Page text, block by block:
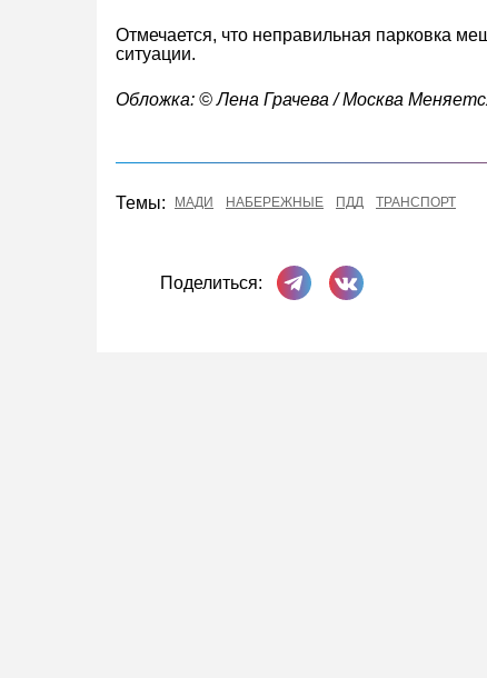
Отмечается, что неправильная парковка
ситуации.
Обложка: © Лена Грачева / Москва
Темы: МАДИ НАБЕРЕЖНЫЕ ПДД ТРАНСПОРТ
Поделиться:
Поделиться в Телеграме
Поделиться